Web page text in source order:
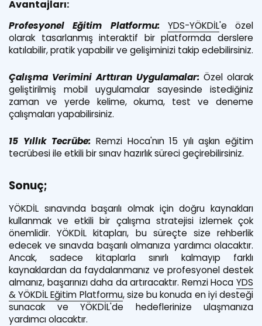
Avantajları:
Profesyonel Eğitim Platformu: YDS-YÖKDİL'e özel
olarak tasarlanmış interaktif bir platformda derslere
katılabilir, pratik yapabilir ve gelişiminizi takip edebilirsiniz.
Çalışma Verimini Arttıran Uygulamalar: Özel olarak
geliştirilmiş mobil uygulamalar sayesinde istediğiniz
zaman ve yerde kelime, okuma, test ve deneme
çalışmaları yapabilirsiniz.
15 Yıllık Tecrübe: Remzi Hoca'nın 15 yılı aşkın eğitim
tecrübesi ile etkili bir sınav hazırlık süreci geçirebilirsiniz.
Sonuç;
YÖKDİL sınavında başarılı olmak için doğru kaynakları
kullanmak ve etkili bir çalışma stratejisi izlemek çok
önemlidir. YÖKDİL kitapları, bu süreçte size rehberlik
edecek ve sınavda başarılı olmanıza yardımcı olacaktır.
Ancak, sadece kitaplarla sınırlı kalmayıp farklı
kaynaklardan da faydalanmanız ve profesyonel destek
almanız, başarınızı daha da artıracaktır. Remzi Hoca YDS
& YÖKDİL Eğitim Platformu, size bu konuda en iyi desteği
sunacak ve YÖKDİL'de hedeflerinize ulaşmanıza
yardımcı olacaktır.